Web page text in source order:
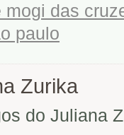
mogi das
paulo
Zurika
do Juliana